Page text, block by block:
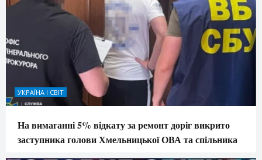
УКРАЇНА І СВІТ
На вимаганні 5% відкату за ремонт доріг викрито
заступника голови Хмельницької ОВА та спільника